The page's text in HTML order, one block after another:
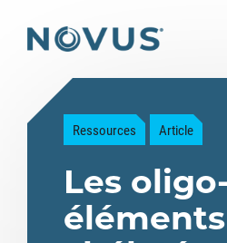
Back to home
Ressources Article
Les oligo-
éléments